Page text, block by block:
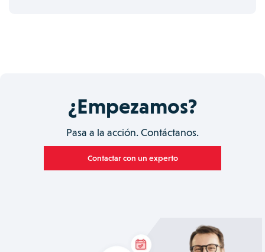
¿Empezamos?
Pasa a la acción. Contáctanos.
Contactar con un experto